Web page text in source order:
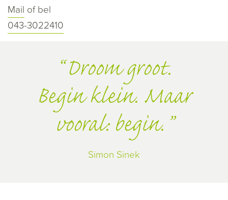
Mail of bel
043-3022410
Droom groot.
Begin klein. Maar
vooral: begin.
Simon Sinek